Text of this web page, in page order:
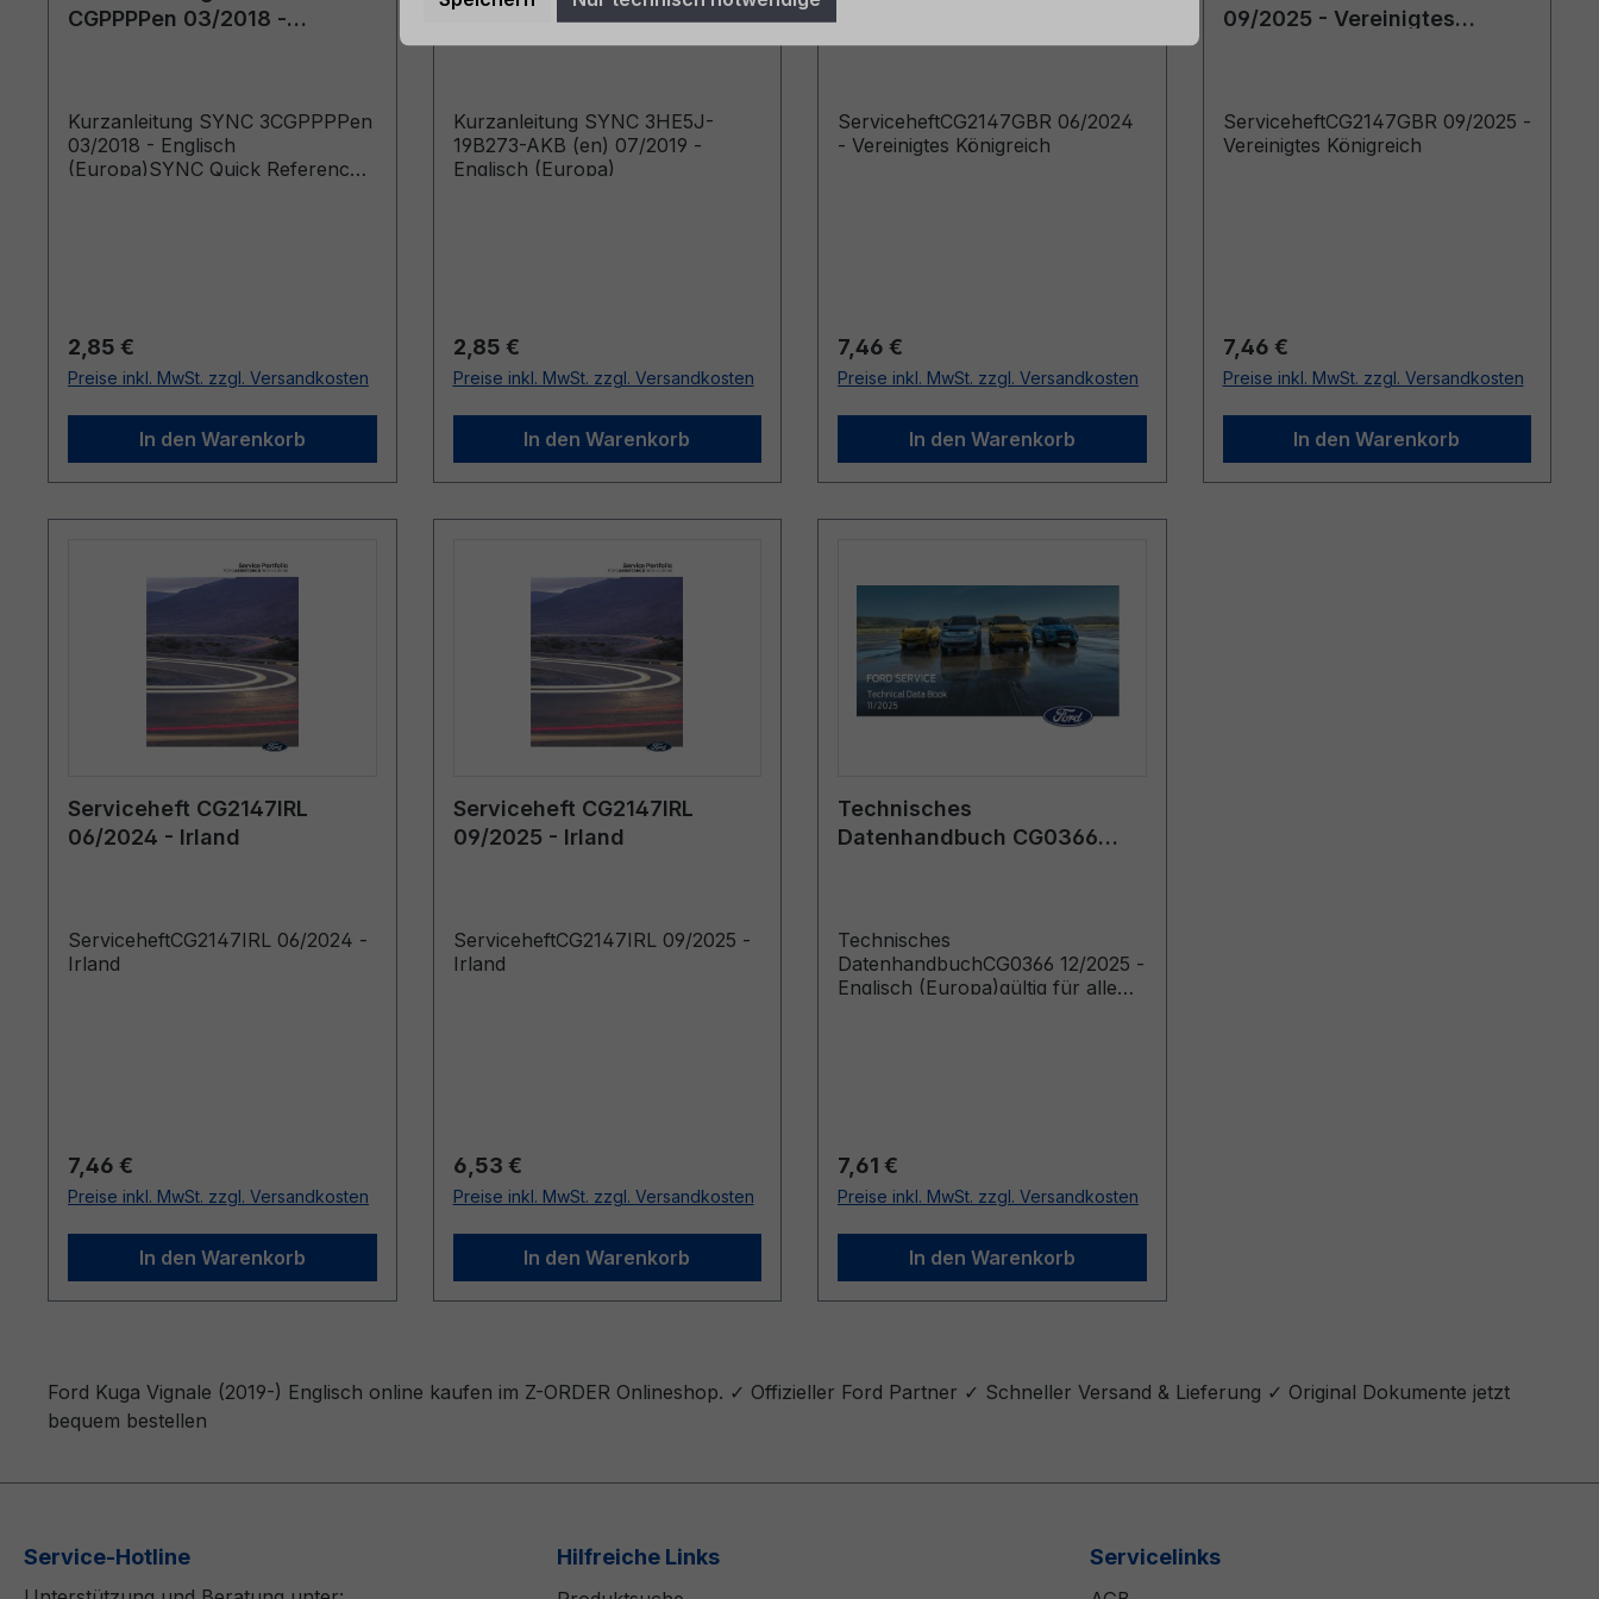
CGPPPPen 03/2018 -
Kurzanleitung SYNC 3CGPPPPen
03/2018 - Englisch
(Europa)SYNC Quick Reference
Regulärer Preis:
2,85 €
Preise inkl. MwSt. zzgl. Versandkosten
In den Warenkorb
19B273-AKB (en) 07/2019 -
Englisch (Europa)
Kurzanleitung SYNC 3HE5J-
19B273-AKB (en) 07/2019 -
Englisch (Europa)
Regulärer Preis:
2,85 €
Preise inkl. MwSt. zzgl. Versandkosten
In den Warenkorb
Königreich
ServiceheftCG2147GBR 06/2024
- Vereinigtes Königreich
Regulärer Preis:
7,46 €
Preise inkl. MwSt. zzgl. Versandkosten
In den Warenkorb
09/2025 - Vereinigtes
ServiceheftCG2147GBR 09/2025 -
Vereinigtes Königreich
Regulärer Preis:
7,46 €
Preise inkl. MwSt. zzgl. Versandkosten
In den Warenkorb
Serviceheft CG2147IRL
06/2024 - Irland
ServiceheftCG2147IRL 06/2024 -
Irland
Regulärer Preis:
7,46 €
Preise inkl. MwSt. zzgl. Versandkosten
In den Warenkorb
Serviceheft CG2147IRL
09/2025 - Irland
ServiceheftCG2147IRL 09/2025 -
Irland
Regulärer Preis:
6,53 €
Preise inkl. MwSt. zzgl. Versandkosten
In den Warenkorb
Technisches
Datenhandbuch CG0366
Technisches
DatenhandbuchCG0366 12/2025 -
Englisch (Europa)gültig für alle
Regulärer Preis:
7,61 €
Preise inkl. MwSt. zzgl. Versandkosten
In den Warenkorb
Ford Kuga Vignale (2019-) Englisch online kaufen im Z-ORDER Onlineshop. ✓ Offizieller Ford Partner ✓ Schneller Versand & Lieferung ✓ Original Dokumente jetzt
bequem bestellen
Service-Hotline Hilfreiche Links Servicelinks